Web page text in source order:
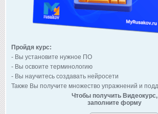
Пройдя курс:
- Вы установите нужное ПО
- Вы освоите терминологию
- Вы научитесь создавать нейросети
Также Вы получите множество упражнений и
Чтобы получить Видеокурс,
заполните форму